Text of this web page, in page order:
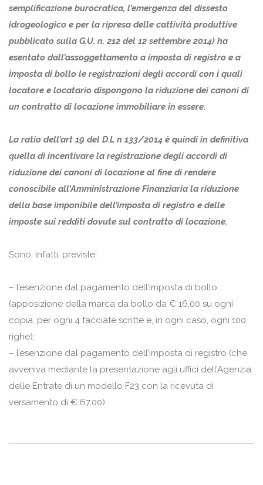
semplificazione burocratica, l’emergenza del dissesto
idrogeologico e per la ripresa delle cattività produttive
pubblicato sulla G.U. n. 212 del 12 settembre 2014) ha
esentato dall’assoggettamento a imposta di registro e a
imposta di bollo le registrazioni degli accordi con i quali
locatore e locatario dispongono la riduzione dei canoni di
un contratto di locazione immobiliare in essere.
La ratio dell’art 19 del D.L n 133/2014 è quindi in definitiva
quella di incentivare la registrazione degli accordi di
riduzione dei canoni di locazione al fine di rendere
conoscibile all’Amministrazione Finanziaria la riduzione
della base imponibile dell’imposta di registro e delle
imposte sui redditi dovute sul contratto di locazione.
Sono, infatti, previste:
– l’esenzione dal pagamento dell’imposta di bollo
(apposizione della marca da bollo da € 16,00 su ogni
copia, per ogni 4 facciate scritte e, in ogni caso, ogni 100
righe);
– l’esenzione dal pagamento dell’imposta di registro (che
avveniva mediante la presentazione agli uffici dell’Agenzia
delle Entrate di un modello F23 con la ricevuta di
versamento di € 67,00).